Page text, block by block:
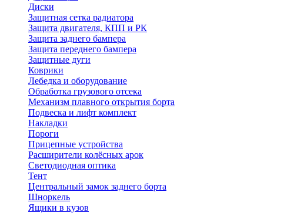
Диски
Защитная сетка радиатора
Защита двигателя, КПП и РК
Защита заднего бампера
Защита переднего бампера
Защитные дуги
Коврики
Лебедка и оборудование
Обработка грузового отсека
Механизм плавного открытия борта
Подвеска и лифт комплект
Накладки
Пороги
Прицепные устройства
Расширители колёсных арок
Светодиодная оптика
Тент
Центральный замок заднего борта
Шноркель
Ящики в кузов